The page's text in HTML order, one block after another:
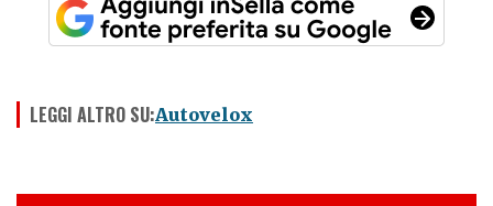
LEGGI ALTRO SU:Autovelox